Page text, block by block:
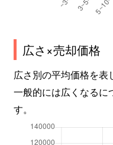
広さ×売却価格
広さ別の平均価格を表
一般的には広くなるに
す。